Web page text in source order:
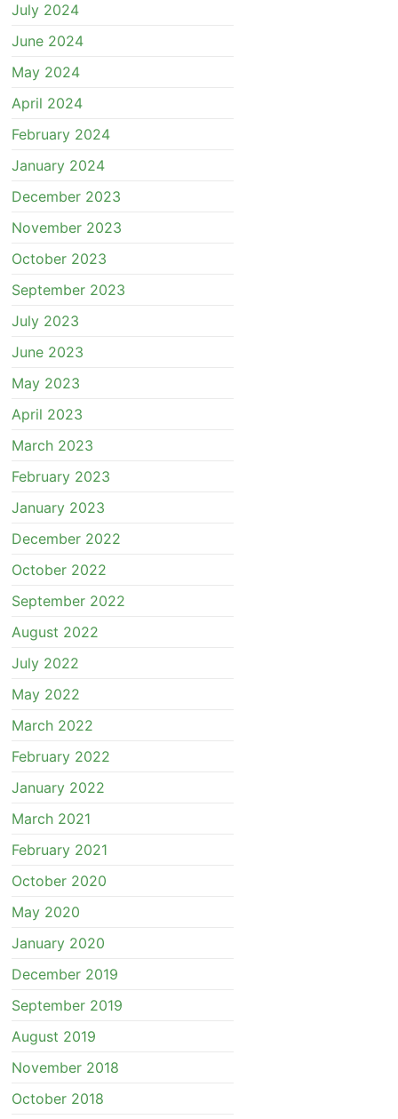
July 2024
June 2024
May 2024
April 2024
February 2024
January 2024
December 2023
November 2023
October 2023
September 2023
July 2023
June 2023
May 2023
April 2023
March 2023
February 2023
January 2023
December 2022
October 2022
September 2022
August 2022
July 2022
May 2022
March 2022
February 2022
January 2022
March 2021
February 2021
October 2020
May 2020
January 2020
December 2019
September 2019
August 2019
November 2018
October 2018